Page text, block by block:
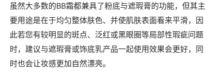
虽然大多数的BB霜都兼具了粉底与遮瑕膏的功能，但其主
要用途是在于均匀整体肤色、并使肌肤表面看来平滑，因
此若您有较明显的斑点、泛红或黑眼圈等局部性瑕疵问题
时，建议与遮瑕膏或饰底乳产品一起使用效果会更好，同
时也会让妆感更加自然漂亮。